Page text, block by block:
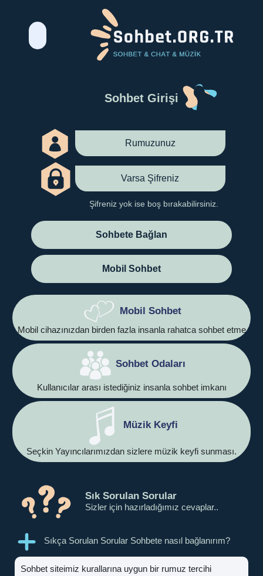
Sohbet Girişi
Şifreniz yok ise boş bırakabilirsiniz.
Sohbete Bağlan
Mobil Sohbet
Mobil Sohbet
Mobil cihazınızdan birden fazla insanla rahatca sohbet etme
Sohbet Odaları
Kullanıcılar arası istediğiniz insanla sohbet imkanı
Müzik Keyfi
Seçkin Yayıncılarımızdan sizlere müzik keyfi sunması.
Sık Sorulan Sorular
Sizler için hazırladığımız cevaplar..
Sıkça Sorulan Sorular Sohbete nasıl bağlanırım?
Sohbet siteimiz kurallarına uygun bir rumuz tercihi